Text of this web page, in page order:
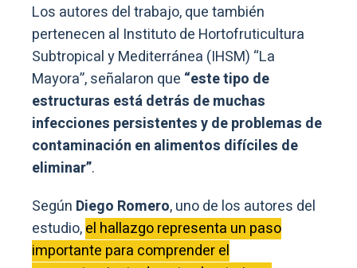
Los autores del trabajo, que también
pertenecen al Instituto de Hortofruticultura
Subtropical y Mediterránea (IHSM) “La
Mayora”, señalaron que “este tipo de
estructuras está detrás de muchas
infecciones persistentes y de problemas de
contaminación en alimentos difíciles de
eliminar”.
Según Diego Romero, uno de los autores del
estudio,el hallazgo representa un paso
importante para comprender el